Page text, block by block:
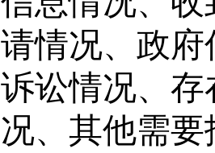
请情况、政
诉讼情况、
况、其他需